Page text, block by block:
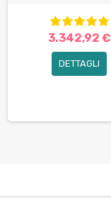
3.342,92 €
DETTAGLI